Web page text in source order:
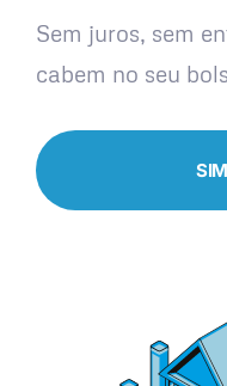
Sem juros, sem
cabem no seu